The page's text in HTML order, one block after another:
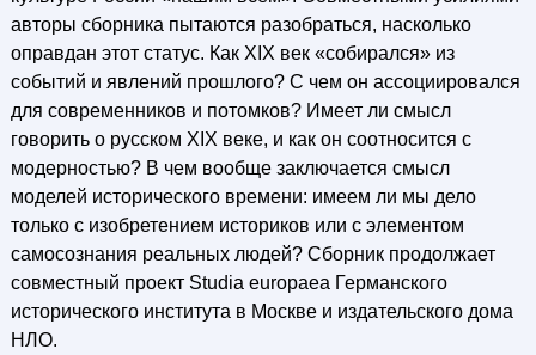
авторы сборника пытаются разобраться, насколько
оправдан этот статус. Как XIX век «собирался» из
событий и явлений прошлого? С чем он ассоциировался
для современников и потомков? Имеет ли смысл
говорить о русском XIX веке, и как он соотносится с
модерностью? В чем вообще заключается смысл
моделей исторического времени: имеем ли мы дело
только с изобретением историков или с элементом
самосознания реальных людей? Сборник продолжает
совместный проект Studia europaea Германского
исторического института в Москве и издательского дома
НЛО.